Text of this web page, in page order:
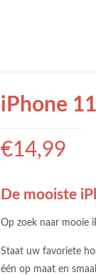
iPhone
€14,99
De mooiste
Op zoek naar mooie
Staat uw favoriete
één op maat en